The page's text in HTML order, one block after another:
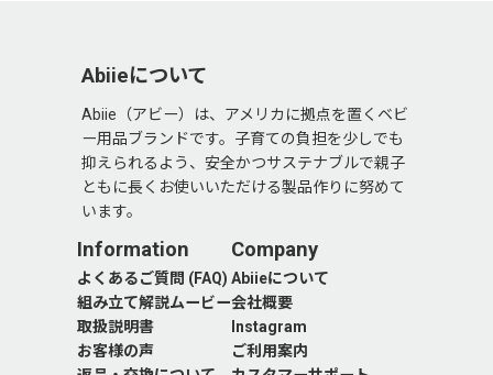
Abiieについて
Abiie（アビー）は、アメリカに拠点を置くベビ
ー用品ブランドです。子育ての負担を少しでも
抑えられるよう、安全かつサステナブルで親子
ともに長くお使いいただける製品作りに努めて
います。
Information
よくあるご質問 (FAQ)
組み立て解説ムービー
取扱説明書
お客様の声
Company
Abiieについて
会社概要
Instagram
ご利用案内